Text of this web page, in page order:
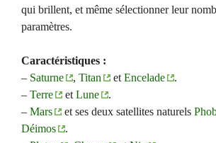
qui brillent, et même sélectionner leur
paramètres.
Caractéristiques :
– Saturne , Titan et Encelade
.
– Terre et Lune
.
– Mars et ses deux satellites naturels
Déimos
.